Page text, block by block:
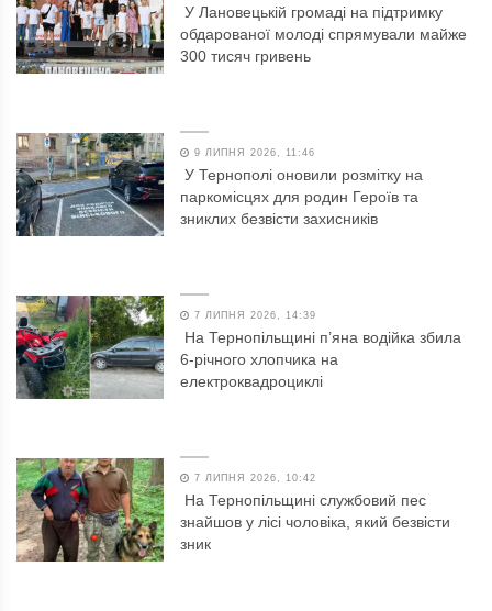
У Лановецькій громаді на підтримку
обдарованої молоді спрямували майже
300 тисяч гривень
9 ЛИПНЯ 2026, 11:46
У Тернополі оновили розмітку на
паркомісцях для родин Героїв та
зниклих безвісти захисників
7 ЛИПНЯ 2026, 14:39
На Тернопільщині п’яна водійка збила
6-річного хлопчика на
електроквадроциклі
7 ЛИПНЯ 2026, 10:42
На Тернопільщині службовий пес
знайшов у лісі чоловіка, який безвісти
зник